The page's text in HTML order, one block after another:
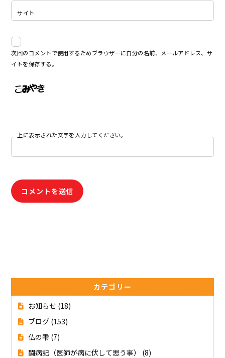
サイト
次回のコメントで使用するためブラウザーに自分の名前、メールアドレス、サ
イトを保存する。
上に表示された文字を入力してください。
カテゴリー
お知らせ (18)
ブログ (153)
仏の雫 (7)
闘病記（医師が病に伏して思う事）
(8)